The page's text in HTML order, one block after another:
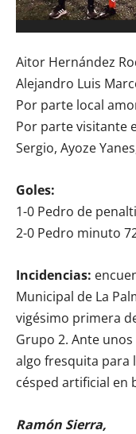
Aitor Hernández
Alejandro Luis
Por parte local
Por parte visitante
Sergio, Ayoze
Goles:
1-0 Pedro de
2-0 Pedro minuto
Incidencias:
Municipal de La
vigésimo primera
Grupo 2. Ante
algo fresquita para
césped artificial en
Ramón Sierra,